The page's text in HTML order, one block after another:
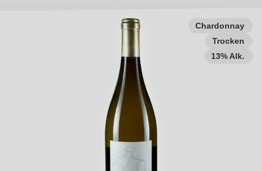
Chardonnay
Trocken
13% Alk.